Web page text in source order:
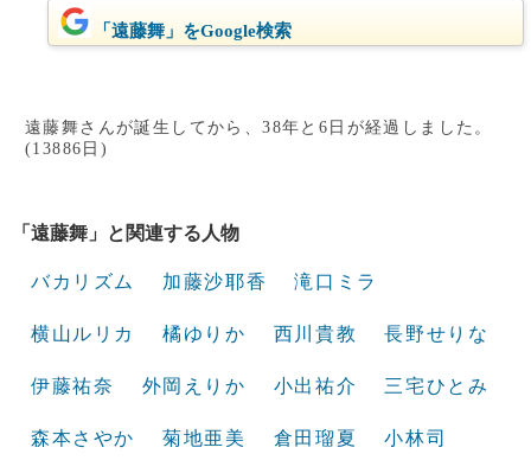
「遠藤舞」をGoogle検索
遠藤舞さんが誕生してから、38年と6日が経過しました。
(13886日)
「遠藤舞」と関連する人物
バカリズム 加藤沙耶香 滝口ミラ
横山ルリカ 橘ゆりか 西川貴教 長野せりな
伊藤祐奈 外岡えりか 小出祐介 三宅ひとみ
森本さやか 菊地亜美 倉田瑠夏 小林司